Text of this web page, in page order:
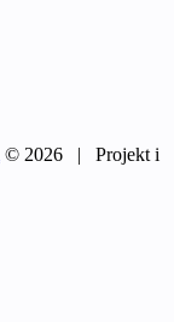
© 2026 | Projekt i